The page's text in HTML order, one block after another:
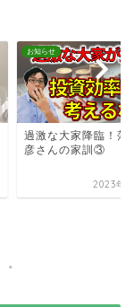
お知らせ
過激な大家降臨！落
彦さんの家訓③
2023年7